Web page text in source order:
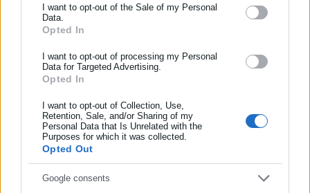
I want to opt-out of the Sale of my Personal
Data.
Opted In
I want to opt-out of processing my Personal
Data for Targeted Advertising.
Opted In
I want to opt-out of Collection, Use,
Retention, Sale, and/or Sharing of my
Personal Data that Is Unrelated with the
Purposes for which it was collected.
Opted Out
Google consents
22.10.2025 | 21:57
έως 1.200 ευρώ για τους
δικαιούχους – Πότε ανοίγει η
εφαρμογή
πετρέλαιο θέρμανσης και
βενζίνη
Ενημερωθείτε πρώτοι για ειδήσεις και θέματα από το χώρο της
Αυτοδιοίκησης, της δημόσιας διοίκησης, της εργασίας, της
ασφάλισης αλλά και γενικότερης επικαιρότητας από την Ελλάδα
και όλο τον κόσμο!
Συμπλήρωσε όνομα
Συμπλήρωσε επώνυμο
Συμπλήρωσε email